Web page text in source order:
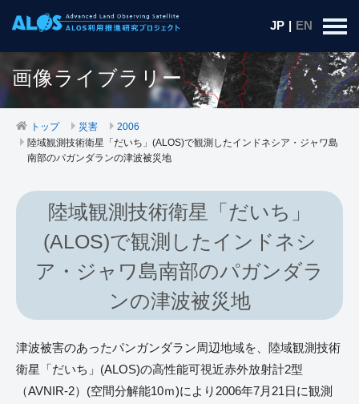
JP | EN
画像ライブラリー
トップ 災害
2006
陸域観測技術衛星「だいち」(ALOS)で観測したインドネシア・ジャワ島
南部のパガンダランの津波被災地
陸域観測技術衛星「だいち」
(ALOS)で観測したインドネシ
ア・ジャワ島南部のパガンダラ
ンの津波被災地
津波被害のあったパンガンダラン周辺地域を、陸域観測技術
衛星「だいち」(ALOS)の高性能可視近赤外放射計2型
（AVNIR-2）(空間分解能10ｍ)により2006年7月21日に観測